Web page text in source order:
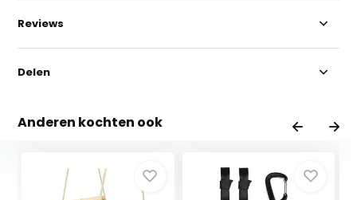
Reviews
Delen
Anderen kochten ook